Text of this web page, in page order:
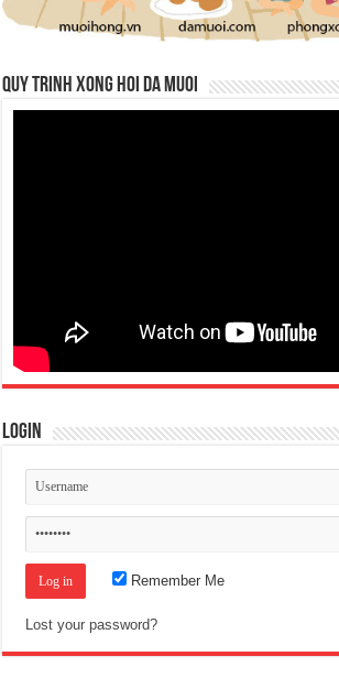
QUY TRINH XONG HOI DA MUOI
Login
Remember Me
Lost your password?